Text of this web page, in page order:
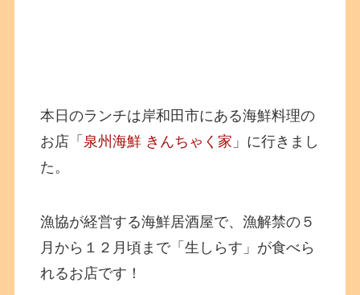
本日のランチは岸和田市にある海鮮料理の
お店「 泉州海鮮 きんちゃく家 」に行きまし
た。
漁協が経営する海鮮居酒屋で、漁解禁の５
月から１２月頃まで「生しらす」が食べら
れるお店です！